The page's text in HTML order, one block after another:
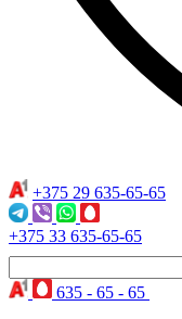
+375 29 635-65-65
+375 33 635-65-65
635 - 65 - 65